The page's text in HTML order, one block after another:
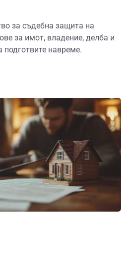
за съдебна защита на
за имот, владение, делба и
навреме.